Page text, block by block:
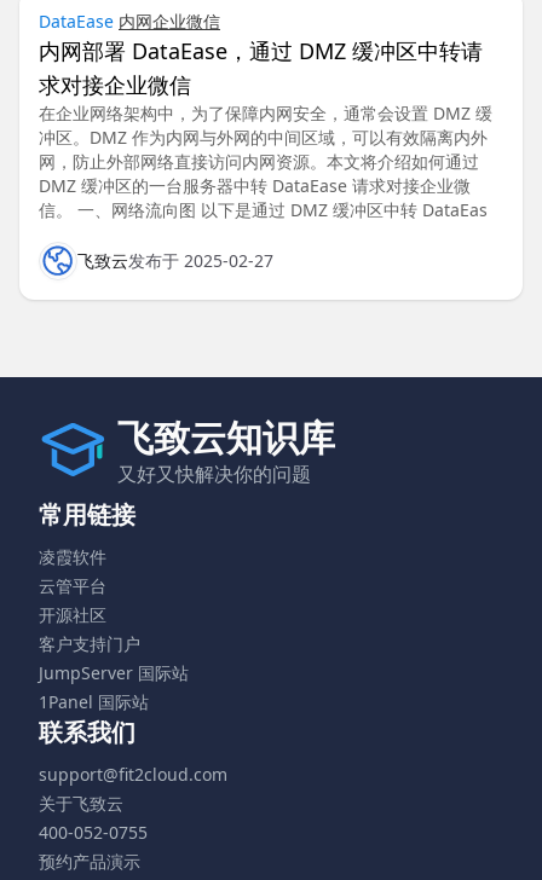
DataEase 内网企业微信
内网部署 DataEase，通过 DMZ 缓冲区中转请
求对接企业微信
在企业网络架构中，为了保障内网安全，通常会设置 DMZ 缓
冲区。DMZ 作为内网与外网的中间区域，可以有效隔离内外
网，防止外部网络直接访问内网资源。本文将介绍如何通过
DMZ 缓冲区的一台服务器中转 DataEase 请求对接企业微
信。 一、网络流向图 以下是通过 DMZ 缓冲区中转 DataEas
飞致云发布于 2025-02-27
飞致云知识库
又好又快解决你的问题
常用链接
凌霞软件
云管平台
开源社区
客户支持门户
JumpServer 国际站
1Panel 国际站
联系我们
support@fit2cloud.com
关于飞致云
400-052-0755
预约产品演示